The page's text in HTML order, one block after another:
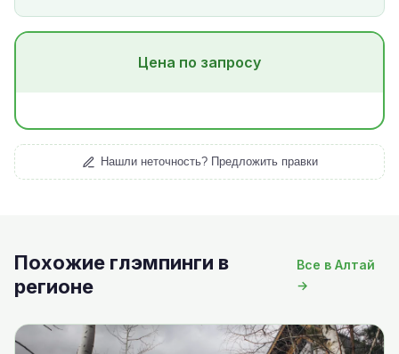
Цена по запросу
Нашли неточность? Предложить правки
Похожие глэмпинги в
регионе
Все в Алтай
→